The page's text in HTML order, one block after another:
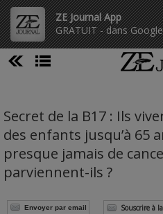
ZE Journal App
GRATUIT - dans
Secret de la B17 : Ils
des enfants jusqu’à 65
presque jamais de
parviennent-ils ?
Envoyer par email Souscrire à